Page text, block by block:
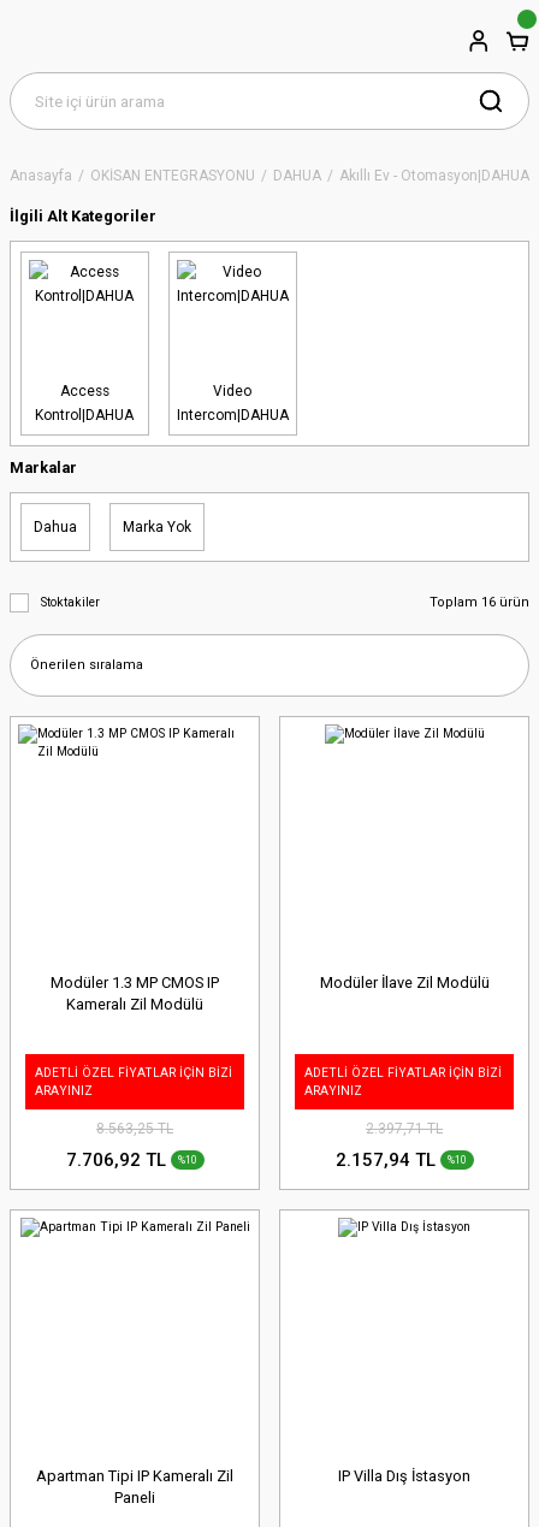
Anasayfa OKİSAN ENTEGRASYONU DAHUA Akıllı Ev - Otomasyon|DAHUA
İlgili Alt Kategoriler
Access
Kontrol|DAHUA
Video
Intercom|DAHUA
Markalar
Dahua Marka Yok
Stoktakiler Toplam 16 ürün
Modüler 1.3 MP CMOS IP
Kameralı Zil Modülü
ADETLİ ÖZEL FİYATLAR İÇİN BİZİ
ARAYINIZ
8.563,25 TL
7.706,92 TL %10
Modüler İlave Zil Modülü
ADETLİ ÖZEL FİYATLAR İÇİN BİZİ
ARAYINIZ
2.397,71 TL
2.157,94 TL %10
Apartman Tipi IP Kameralı Zil
Paneli
IP Villa Dış İstasyon